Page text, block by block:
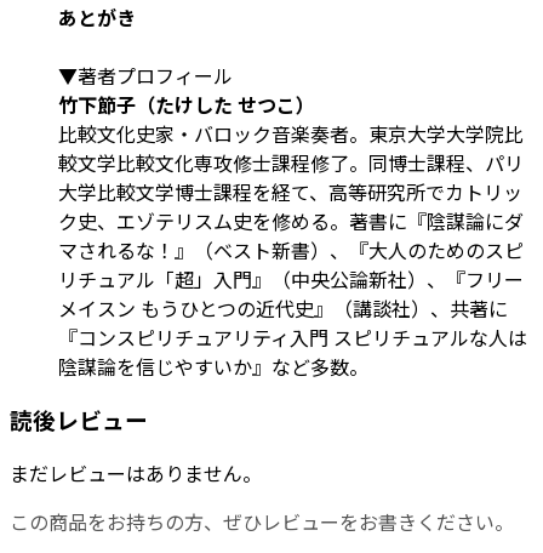
あとがき
▼著者プロフィール
竹下節子（たけした せつこ）
比較文化史家・バロック音楽奏者。東京大学大学院比
較文学比較文化専攻修士課程修了。同博士課程、パリ
大学比較文学博士課程を経て、高等研究所でカトリッ
ク史、エゾテリスム史を修める。著書に『陰謀論にダ
マされるな！』（ベスト新書）、『大人のためのスピ
リチュアル「超」入門』（中央公論新社）、『フリー
メイスン もうひとつの近代史』（講談社）、共著に
『コンスピリチュアリティ入門 スピリチュアルな人は
陰謀論を信じやすいか』など多数。
読後レビュー
まだレビューはありません。
この商品をお持ちの方、ぜひレビューをお書きください。